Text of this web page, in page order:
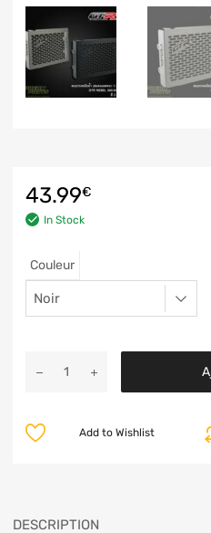
43.99€
In Stock
Couleur
Add to Wishlist
DESCRIPTION